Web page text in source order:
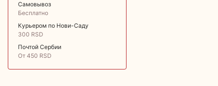
Самовывоз
Бесплатно
Курьером по Нови-Саду
300 RSD
Почтой Сербии
От 450 RSD